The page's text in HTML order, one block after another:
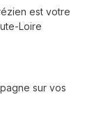
est votre
Loire
sur vos